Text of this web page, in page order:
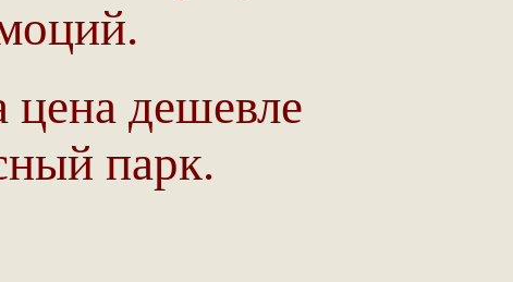
дешевле
парк.